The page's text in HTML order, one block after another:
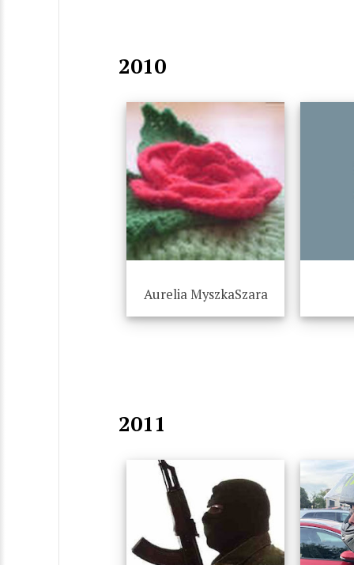
2010
Aurelia MyszkaSzara
2011